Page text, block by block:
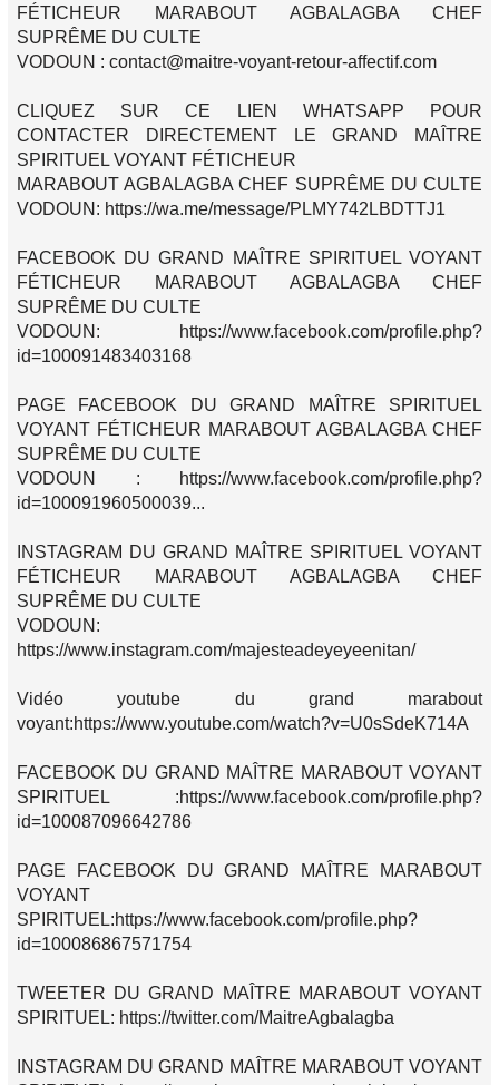
FÉTICHEUR MARABOUT AGBALAGBA CHEF
SUPRÊME DU CULTE
VODOUN : contact@maitre-voyant-retour-affectif.com
CLIQUEZ SUR CE LIEN WHATSAPP POUR
CONTACTER DIRECTEMENT LE GRAND MAÎTRE
SPIRITUEL VOYANT FÉTICHEUR
MARABOUT AGBALAGBA CHEF SUPRÊME DU CULTE
VODOUN: https://wa.me/message/PLMY742LBDTTJ1
FACEBOOK DU GRAND MAÎTRE SPIRITUEL VOYANT
FÉTICHEUR MARABOUT AGBALAGBA CHEF
SUPRÊME DU CULTE
VODOUN: https://www.facebook.com/profile.php?
id=100091483403168
PAGE FACEBOOK DU GRAND MAÎTRE SPIRITUEL
VOYANT FÉTICHEUR MARABOUT AGBALAGBA CHEF
SUPRÊME DU CULTE
VODOUN : https://www.facebook.com/profile.php?
id=100091960500039...
INSTAGRAM DU GRAND MAÎTRE SPIRITUEL VOYANT
FÉTICHEUR MARABOUT AGBALAGBA CHEF
SUPRÊME DU CULTE
VODOUN:
https://www.instagram.com/majesteadeyeyeenitan/
Vidéo youtube du grand marabout
voyant:https://www.youtube.com/watch?v=U0sSdeK714A
FACEBOOK DU GRAND MAÎTRE MARABOUT VOYANT
SPIRITUEL :https://www.facebook.com/profile.php?
id=100087096642786
PAGE FACEBOOK DU GRAND MAÎTRE MARABOUT
VOYANT
SPIRITUEL:https://www.facebook.com/profile.php?
id=100086867571754
TWEETER DU GRAND MAÎTRE MARABOUT VOYANT
SPIRITUEL: https://twitter.com/MaitreAgbalagba
INSTAGRAM DU GRAND MAÎTRE MARABOUT VOYANT